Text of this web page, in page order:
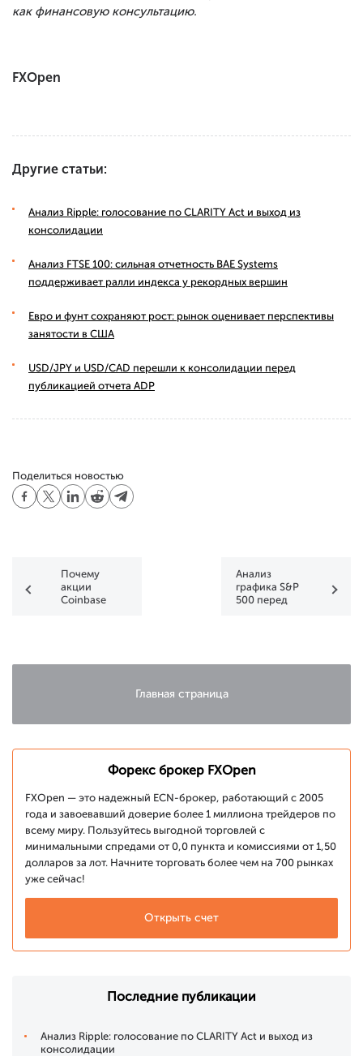
как финансовую консультацию.
FXOpen
Другие статьи:
Анализ Ripple: голосование по CLARITY Act и выход из
консолидации
Анализ FTSE 100: сильная отчетность BAE Systems
поддерживает ралли индекса у рекордных вершин
Евро и фунт сохраняют рост: рынок оценивает перспективы
занятости в США
USD/JPY и USD/CAD перешли к консолидации перед
публикацией отчета ADP
Поделиться новостью
Почему
акции
Coinbase
Анализ
графика S&P
500 перед
отчетности
Главная страница
Форекс брокер FXOpen
FXOpen — это надежный ECN-брокер, работающий с 2005
года и завоевавший доверие более 1 миллиона трейдеров по
всему миру. Пользуйтесь выгодной торговлей с
минимальными спредами от 0,0 пункта и комиссиями от 1,50
долларов за лот. Начните торговать более чем на 700 рынках
уже сейчас!
Открыть счет
Последние публикации
Анализ Ripple: голосование по CLARITY Act и выход из
консолидации